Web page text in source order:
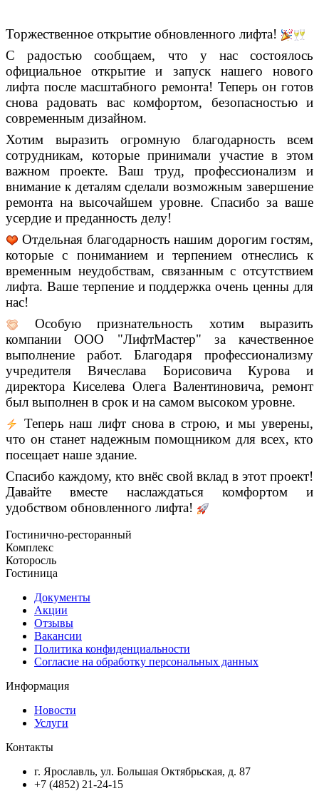
Торжественное открытие обновленного лифта!
С радостью сообщаем, что у нас состоялось
официальное открытие и запуск нашего нового
лифта после масштабного ремонта! Теперь он готов
снова радовать вас комфортом, безопасностью и
современным дизайном.
Хотим выразить огромную благодарность всем
сотрудникам, которые принимали участие в этом
важном проекте. Ваш труд, профессионализм и
внимание к деталям сделали возможным завершение
ремонта на высочайшем уровне. Спасибо за ваше
усердие и преданность делу!
Отдельная благодарность нашим дорогим гостям,
которые с пониманием и терпением отнеслись к
временным неудобствам, связанным с отсутствием
лифта. Ваше терпение и поддержка очень ценны для
нас!
Особую признательность хотим выразить
компании ООО "ЛифтМастер" за качественное
выполнение работ. Благодаря профессионализму
учредителя Вячеслава Борисовича Курова и
директора Киселева Олега Валентиновича, ремонт
был выполнен в срок и на самом высоком уровне.
️ Теперь наш лифт снова в строю, и мы уверены,
что он станет надежным помощником для всех, кто
посещает наше здание.
Спасибо каждому, кто внёс свой вклад в этот проект!
Давайте вместе наслаждаться комфортом и
удобством обновленного лифта!
Гостинично-ресторанный
Комплекс
Которосль
Гостиница
Документы
Акции
Отзывы
Вакансии
Политика конфиденциальности
Согласие на обработку персональных данных
Информация
Новости
Услуги
Контакты
г. Ярославль, ул. Большая Октябрьская, д. 87
+7 (4852) 21-24-15